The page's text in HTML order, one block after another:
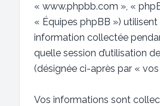
« www.phpbb.com », «
« Équipes phpBB ») utilisent
information collectée
quelle session d’utilisation
(désignée ci-après par «
Vos informations sont